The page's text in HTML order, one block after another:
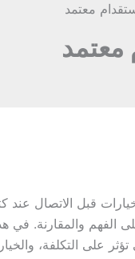
معتمد
معتمد
قبل الاتصال
والمقارنة. في
على التكلفة،